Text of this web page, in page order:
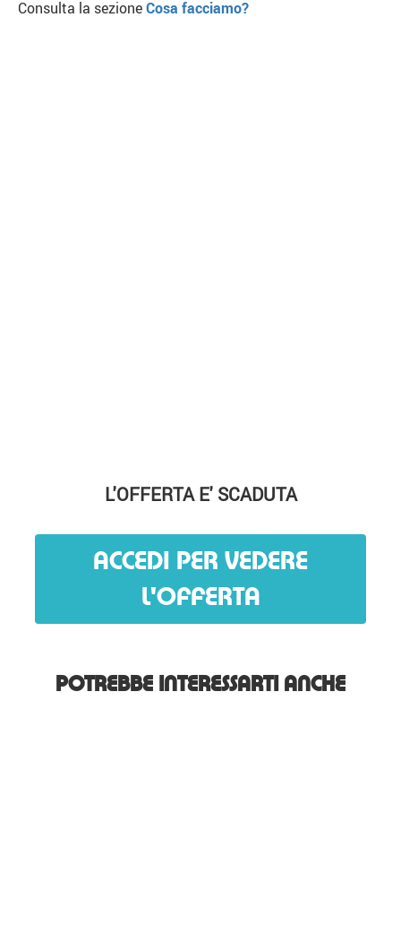
Consulta la sezioneCosa facciamo?
L'OFFERTA E' SCADUTA
ACCEDI PER VEDERE
L'OFFERTA
POTREBBE INTERESSARTI ANCHE